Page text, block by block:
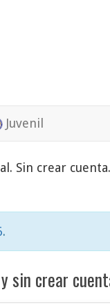
Juvenil
Sin crear
.
sin crear